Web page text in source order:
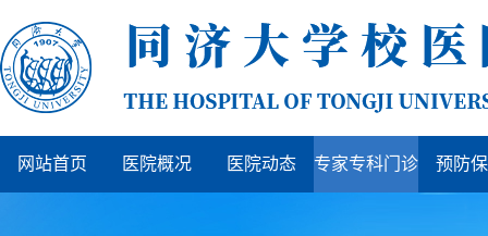
网站首页 医院概况 医院动态 专家专科门诊 预防